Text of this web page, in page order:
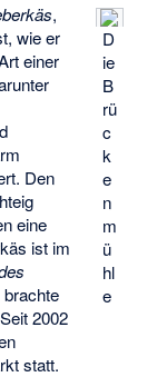
D
ie
B
rü
c
k
e
n
m
ü
hl
e
,
wie er
einer
Den
eine
ist im
Seit 2002
statt.